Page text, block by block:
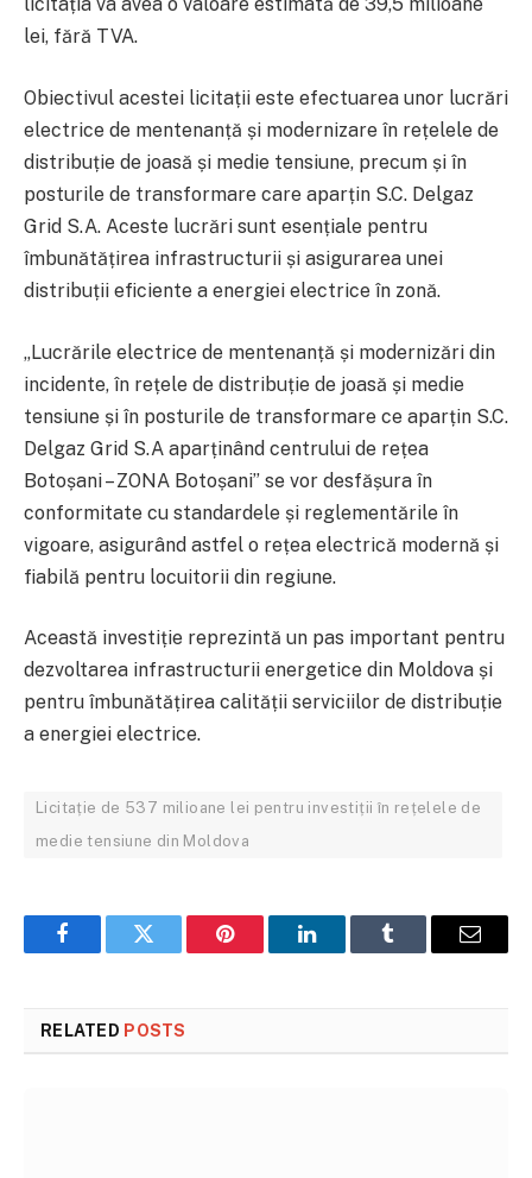
lei, fără TVA.
Obiectivul acestei licitații este efectuarea unor lucrări
electrice de mentenanță și modernizare în rețelele de
distribuție de joasă și medie tensiune, precum și în
posturile de transformare care aparțin S.C. Delgaz
Grid S.A. Aceste lucrări sunt esențiale pentru
îmbunătățirea infrastructurii și asigurarea unei
distribuții eficiente a energiei electrice în zonă.
„Lucrările electrice de mentenanță și modernizări din
incidente, în rețele de distribuție de joasă și medie
tensiune și în posturile de transformare ce aparțin S.C.
Delgaz Grid S.A aparținând centrului de rețea
Botoșani – ZONA Botoșani” se vor desfășura în
conformitate cu standardele și reglementările în
vigoare, asigurând astfel o rețea electrică modernă și
fiabilă pentru locuitorii din regiune.
Această investiție reprezintă un pas important pentru
dezvoltarea infrastructurii energetice din Moldova și
pentru îmbunătățirea calității serviciilor de distribuție
a energiei electrice.
Licitație de 537 milioane lei pentru investiții în rețelele de
medie tensiune din Moldova
FacebookTwitter Pinterest LinkedInTumblr Email
RELATED POSTS